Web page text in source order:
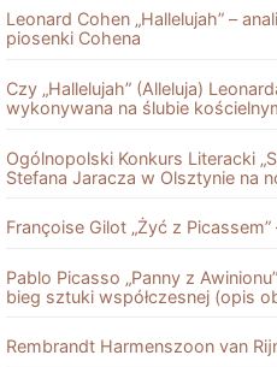
Leonard Cohen „Hallelujah” –
piosenki Cohena
Czy „Hallelujah” (Alleluja)
wykonywana na ślubie
Ogólnopolski Konkurs Literacki
Stefana Jaracza w Olsztynie na
Françoise Gilot „Żyć z
Pablo Picasso „Panny z
bieg sztuki współczesnej (opis
Rembrandt Harmenszoon van